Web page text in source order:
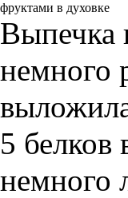
фруктами в духовке
Выпечка
немного
5 белков
немного